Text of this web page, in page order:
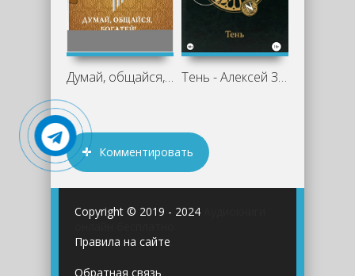
Думай, общайся, богатей! 6 бестселлеров Тень - Алексей Зелепукин
Комментировать
Copyright © 2019 - 2024
Правила на сайте
Обратная связь